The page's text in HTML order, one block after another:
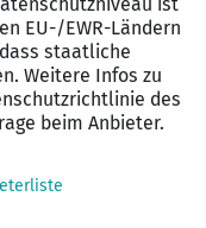
wollen,